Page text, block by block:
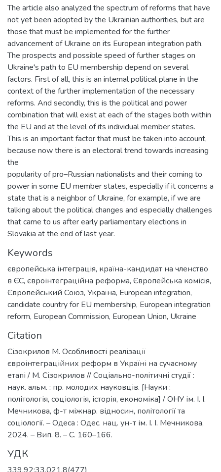
The article also analyzed the spectrum of reforms that have
not yet been adopted by the Ukrainian authorities, but are
those that must be implemented for the further
advancement of Ukraine on its European integration path.
The prospects and possible speed of further stages on
Ukraine's path to EU membership depend on several
factors. First of all, this is an internal political plane in the
context of the further implementation of the necessary
reforms. And secondly, this is the political and power
combination that will exist at each of the stages both within
the EU and at the level of its individual member states.
This is an important factor that must be taken into account,
because now there is an electoral trend towards increasing
the
popularity of pro–Russian nationalists and their coming to
power in some EU member states, especially if it concerns a
state that is a neighbor of Ukraine, for example, if we are
talking about the political changes and especially challenges
that came to us after early parliamentary elections in
Slovakia at the end of last year.
Keywords
європейська інтеграція, країна-кандидат на членство
в ЄС, євроінтеграційна реформа, Європейська комісія,
Європейський Союз, Україна, European integration,
candidate country for EU membership, European integration
reform, European Commission, European Union, Ukraine
Citation
Сізокрилов М. Особливості реалізації
євроінтеграційних реформ в Україні на сучасному
етапі / М. Сізокрилов // Соціально-політичні студії :
наук. альм. : пр. молодих науковців. [Науки :
політологія, соціологія, історія, економіка] / ОНУ ім. І. І.
Мечникова, ф-т міжнар. відносин, політології та
соціології. – Одеса : Одес. нац. ун-т ім. І. І. Мечникова,
2024. – Вип. 8. – С. 160–166.
УДК